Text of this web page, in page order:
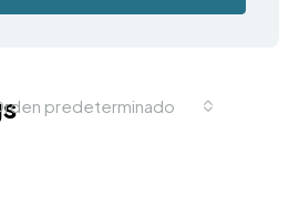
predeterminado